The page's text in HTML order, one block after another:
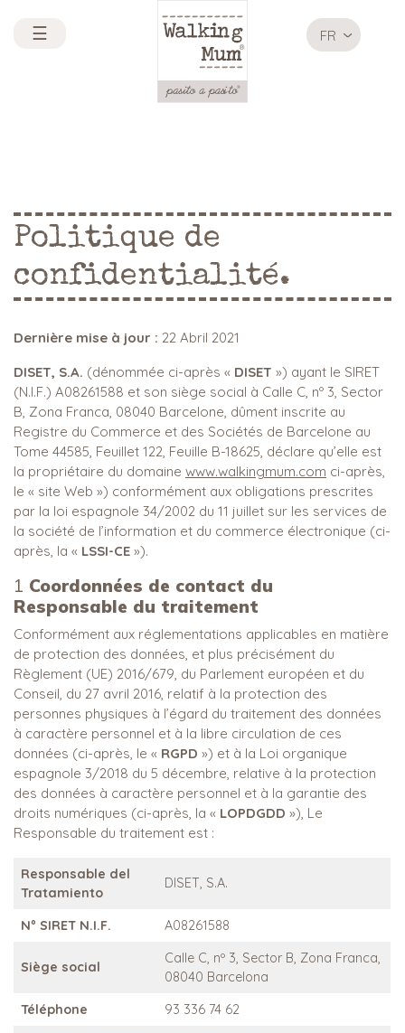
☰ FR
Politique de
confidentialité.
Dernière mise à jour : 22 Abril 2021
DISET, S.A. (dénommée ci-après « DISET ») ayant le SIRET
(N.I.F.) A08261588 et son siège social à Calle C, nº 3, Sector
B, Zona Franca, 08040 Barcelone, dûment inscrite au
Registre du Commerce et des Sociétés de Barcelone au
Tome 44585, Feuillet 122, Feuille B-18625, déclare qu’elle est
la propriétaire du domaine www.walkingmum.com ci-après,
le « site Web ») conformément aux obligations prescrites
par la loi espagnole 34/2002 du 11 juillet sur les services de
la société de l’information et du commerce électronique (ci-
après, la « LSSI-CE »).
1 Coordonnées de contact du
Responsable du traitement
Conformément aux réglementations applicables en matière
de protection des données, et plus précisément du
Règlement (UE) 2016/679, du Parlement européen et du
Conseil, du 27 avril 2016, relatif à la protection des
personnes physiques à l’égard du traitement des données
à caractère personnel et à la libre circulation de ces
données (ci-après, le « RGPD ») et à la Loi organique
espagnole 3/2018 du 5 décembre, relative à la protection
des données à caractère personnel et à la garantie des
droits numériques (ci-après, la « LOPDGDD »), Le
Responsable du traitement est :
Responsable del
Tratamiento
DISET, S.A.
Nº SIRET N.I.F. A08261588
Siège social
Calle C, nº 3, Sector B, Zona Franca,
08040 Barcelona
Téléphone
93 336 74 62